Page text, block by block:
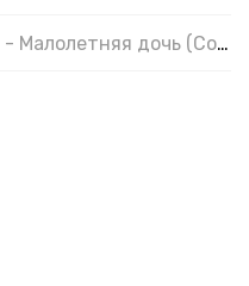
- Малолетняя дочь (Cover)